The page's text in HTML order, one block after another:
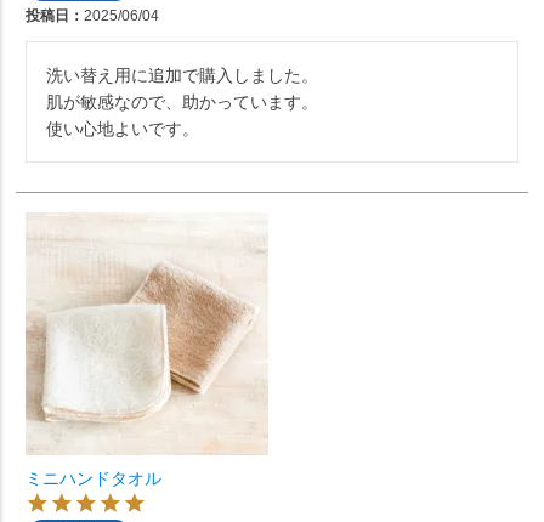
投稿日 2025/06/04
洗い替え用に追加で購入しました。
肌が敏感なので、助かっています。
使い心地よいです。
ミニハンドタオル